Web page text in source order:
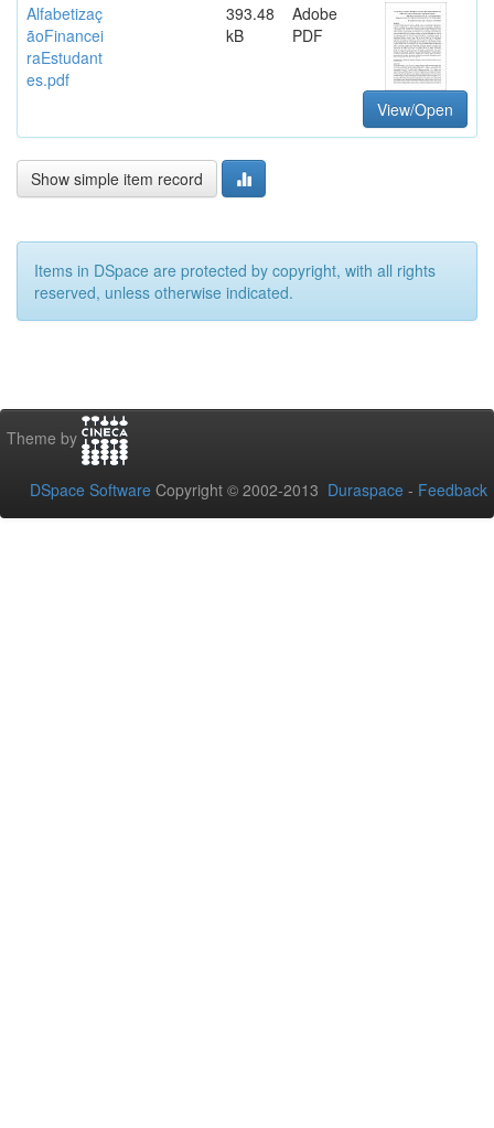
Alfabetizaç
ãoFinancei
raEstudant
es.pdf
393.48
kB
Adobe
PDF
View/Open
Show simple item record
Items in DSpace are protected by copyright, with all rights
reserved, unless otherwise indicated.
Theme by
DSpace Software Copyright © 2002-2013 Duraspace - Feedback